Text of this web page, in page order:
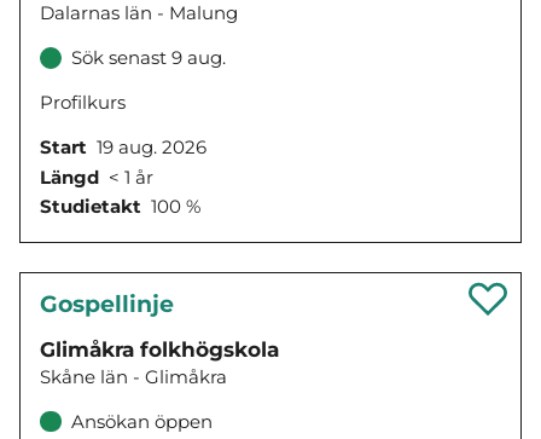
Dalarnas län - Malung
Sök senast 9 aug.
Profilkurs
Start 19 aug. 2026
Längd < 1 år
Studietakt 100 %
Gospellinje
Glimåkra folkhögskola
Skåne län - Glimåkra
Ansökan öppen